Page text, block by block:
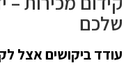
שלכם
עודד ביקושים אצל